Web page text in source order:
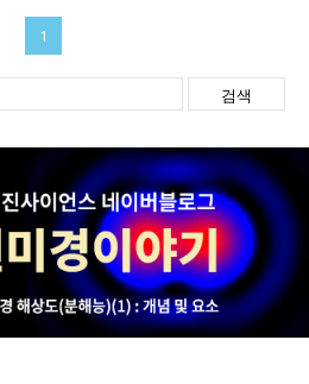
입니다. 즉, 단일
또는 유기체로 성정하는 과
기위해 시공간적
모로 추적하며 이미징 할
" Viventis Deep"
artifacts)를 최소화하고 균
큰 각도에서 샘플을 조명하
Dual View
써 샘플이미징의 전체 해상
이 매우 간단하며,
00:23
wp-
01/41592_2024_221
1
검색